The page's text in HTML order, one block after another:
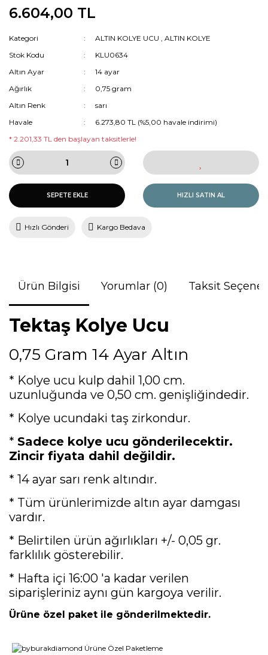
6.604,00 TL
Kategori ALTIN KOLYE UCU ,ALTIN KOLYE
Stok Kodu
KLU0634
Altın Ayar
14 ayar
Ağırlık
0,75 gram
Altın Renk
sarı
Havale
6.273,80 TL (%5,00 havale indirimi)
* 2.201,33 TL den başlayan taksitlerle!
SEPETE EKLE HIZLI SATIN AL
Hızlı Gönderi Kargo Bedava
Ürün Bilgisi Yorumlar (0) Taksit
Tektaş Kolye Ucu
0,75 Gram 14 Ayar Altın
* Kolye ucu kulp dahil 1,00 cm.
uzunluğunda ve 0,50 cm. genişliğindedir.
* Kolye ucundaki taş zirkondur.
* Sadece kolye ucu gönderilecektir.
Zincir fiyata dahil değildir.
* 14 ayar sarı renk altındır.
* Tüm ürünlerimizde altın ayar damgası
vardır.
* Belirtilen ürün ağırlıkları +/- 0,05 gr.
farklılık gösterebilir.
* Hafta içi 16:00 'a kadar verilen
siparişleriniz aynı gün kargoya verilir.
Ürüne özel paket ile gönderilmektedir.